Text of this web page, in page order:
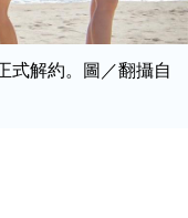
式解約。圖／翻攝自